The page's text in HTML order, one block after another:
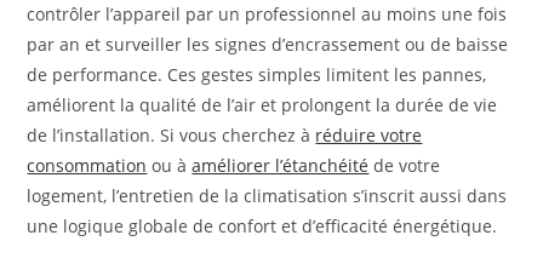
contrôler l’appareil par un professionnel au moins une fois
par an et surveiller les signes d’encrassement ou de baisse
de performance. Ces gestes simples limitent les pannes,
améliorent la qualité de l’air et prolongent la durée de vie
de l’installation. Si vous cherchez à réduire votre
consommation ou àaméliorer l’étanchéité de votre
logement, l’entretien de la climatisation s’inscrit aussi dans
une logique globale de confort et d’efficacité énergétique.